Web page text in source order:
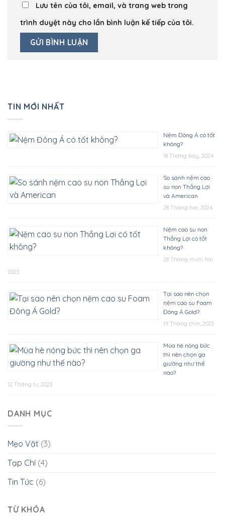
Lưu tên của tôi, email, và trang web trong
trình duyệt này cho lần bình luận kế tiếp của tôi.
TIN MỚI NHẤT
Nệm Đông Á có tốt
không?
18 Tháng bảy, 2024
So sánh nệm cao
su non Thắng Lợi
và American
28 Tháng hai, 2024
Nệm cao su non
Thắng Lợi có tốt
không?
28 Tháng mười hai,
2023
Tại sao nên chọn
nệm cao su Foam
Đông Á Gold?
19 Tháng chín, 2023
Mùa hè nóng bức
thì nên chọn ga
giường như thế
nào?
12 Tháng tư, 2023
DANH MỤC
Mẹo Vặt (3)
Tạp Chí (4)
Tin Tức (6)
TỪ KHÓA